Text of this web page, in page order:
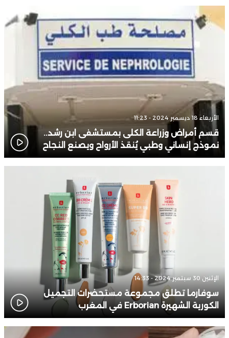
الأربعاء 18 ديسمبر 2024 - 11:23
قسم أمراض وزراعة الكلى بمستشفى ابن رشد..
نموذج إنساني وطبي يُنقذ الأرواح ويصنع النجاح
الإثنين 30 سبتمبر 2024 - 14:33
سوفارما تطلق مجموعة مستحضرات التجميل
الكورية الشهيرة Erborian في المغرب